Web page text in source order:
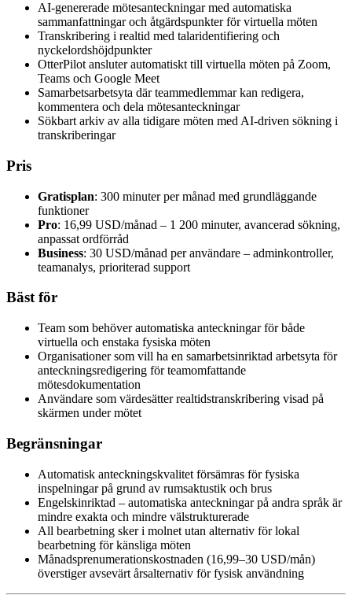
AI-genererade mötesanteckningar med automatiska
sammanfattningar och åtgärdspunkter för virtuella möten
Transkribering i realtid med talaridentifiering och
nyckelordshöjdpunkter
OtterPilot ansluter automatiskt till virtuella möten på Zoom,
Teams och Google Meet
Samarbetsarbetsyta där teammedlemmar kan redigera,
kommentera och dela mötesanteckningar
Sökbart arkiv av alla tidigare möten med AI-driven sökning i
transkriberingar
Pris
Gratisplan: 300 minuter per månad med grundläggande
funktioner
Pro: 16,99 USD/månad – 1 200 minuter, avancerad sökning,
anpassat ordförråd
Business: 30 USD/månad per användare – adminkontroller,
teamanalys, prioriterad support
Bäst för
Team som behöver automatiska anteckningar för både
virtuella och enstaka fysiska möten
Organisationer som vill ha en samarbetsinriktad arbetsyta för
anteckningsredigering för teamomfattande
mötesdokumentation
Användare som värdesätter realtidstranskribering visad på
skärmen under mötet
Begränsningar
Automatisk anteckningskvalitet försämras för fysiska
inspelningar på grund av rumsaktustik och brus
Engelskinriktad – automatiska anteckningar på andra språk är
mindre exakta och mindre välstrukturerade
All bearbetning sker i molnet utan alternativ för lokal
bearbetning för känsliga möten
Månadsprenumerationskostnaden (16,99–30 USD/mån)
överstiger avsevärt årsalternativ för fysisk användning